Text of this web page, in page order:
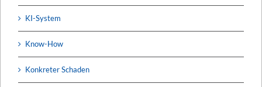
KI-System
Know-How
Konkreter Schaden